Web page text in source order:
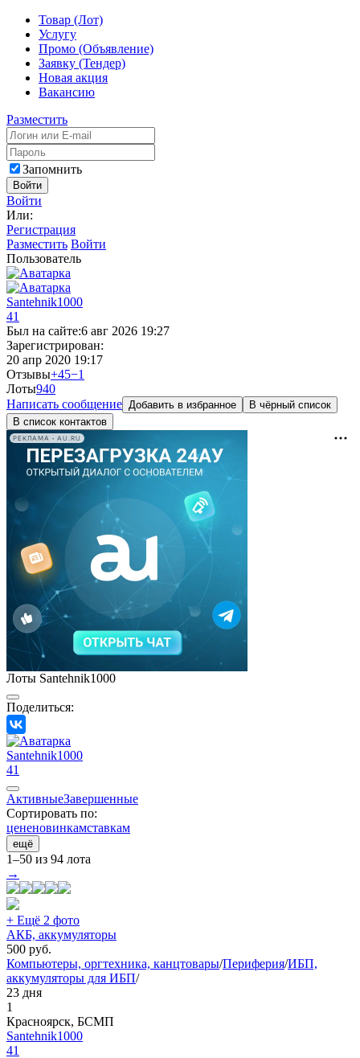
Товар (Лот)
Услугу
Промо (Объявление)
Заявку (Тендер)
Новая акция
Вакансию
Разместить
Запомнить
Войти
Войти
Или:
Регистрация
Разместить Войти
Пользователь
Santehnik1000
41
Был на сайте:6 авг 2026 19:27
Зарегистрирован:
20 апр 2020 19:17
Отзывы+45−1
Лоты940
Написать сообщение Добавить в избранное
В чёрный список
В список контактов
РЕКЛАМА • AU.RU
Лоты Santehnik1000
Поделиться:
Santehnik1000
41
АктивныеЗавершенные
Сортировать по:
цененовинкамставкам
ещё
1–50 из 94 лота
→
+ Ещё 2 фото
АКБ, аккумуляторы
500 руб.
Компьютеры, оргтехника, канцтовары/Периферия/ИБП,
аккумуляторы для ИБП/
23 дня
1
Красноярск, БСМП
Santehnik1000
41